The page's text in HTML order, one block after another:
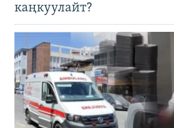
каңкуулайт?